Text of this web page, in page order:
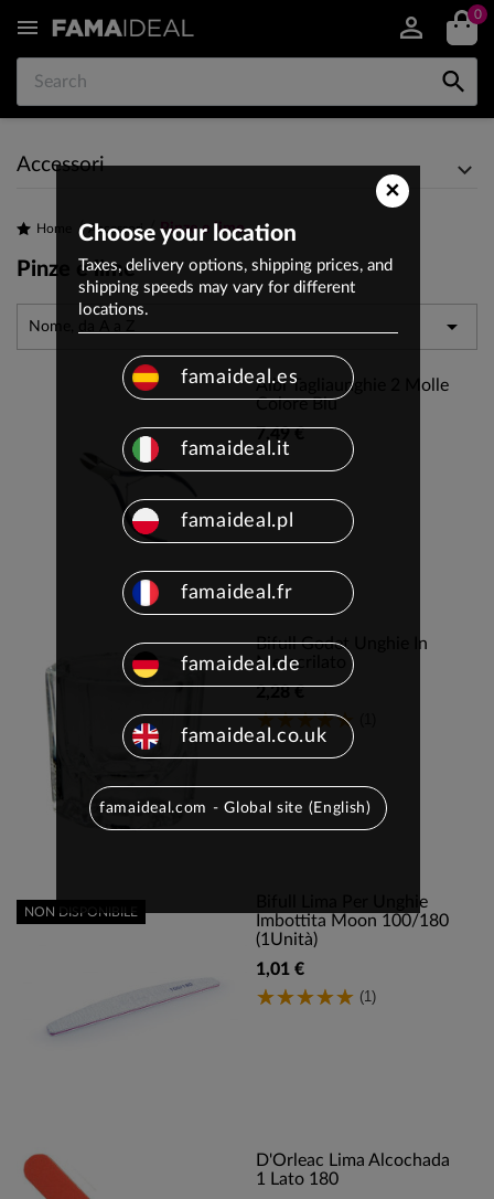
 0

Accessori
Home Accessori Pinze e lime
Pinze e lime
Nome, da A a Z 
Albi Tagliaunghie 2 Molle
Colore Blu
7,49 €
Bifull Godet Unghie In
Metacrilato
2,28 €
Bifull Lima Per Unghie
Imbottita Moon 100/180
(1Unità)
1,01 €
(1)
NON DISPONIBILE
D'Orleac Lima Alcochada
1 Lato 180
×
Choose your location
Taxes, delivery options, shipping prices, and
shipping speeds may vary for different
locations.
famaideal.es
famaideal.it
famaideal.pl
famaideal.fr
famaideal.de
famaideal.co.uk
famaideal.com - Global site (English)